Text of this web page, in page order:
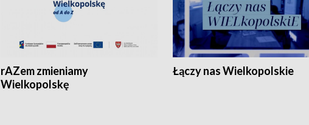
rAZem zmieniamy
Wielkopolskę
Łączy nas Wielkopolskie